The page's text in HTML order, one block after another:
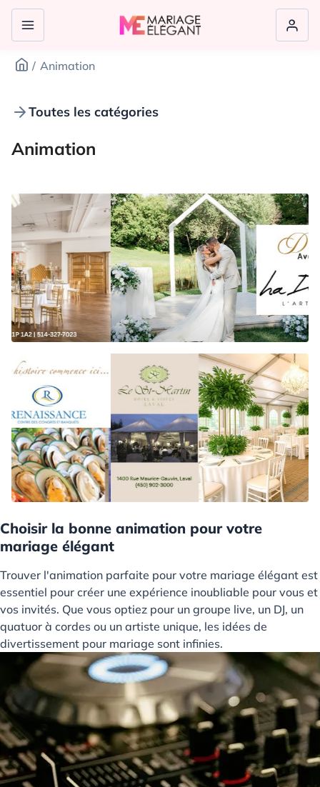
Animation
Toutes les catégories
Animation
Choisir la bonne animation pour votre
mariage élégant
Trouver l'animation parfaite pour votre mariage élégant est
essentiel pour créer une expérience inoubliable pour vous et
vos invités. Que vous optiez pour un groupe live, un DJ, un
quatuor à cordes ou un artiste unique, les idées de
divertissement pour mariage sont infinies.